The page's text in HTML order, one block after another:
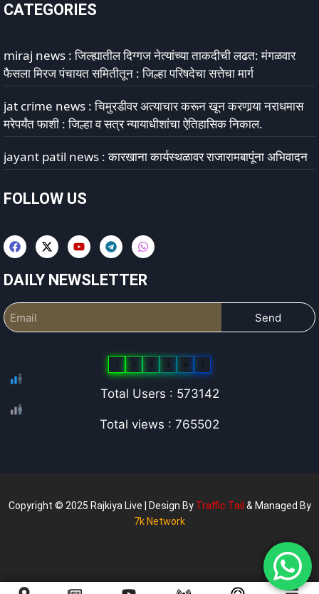
CATEGORIES
miraj news : जिल्ह्यातील दिग्गज नेत्यांच्या ताकदीची लढत: मंगळवार
फैसला मिरज पंचायत समितीतून : जिल्हा परिषदेचा सत्तेचा मार्ग
jat crime news : चिमुरडीवर अत्याचार करून खून करणार्‍या नराधमास
मरेपर्यंत फाशी : जिल्हा व सत्र न्यायाधीशांचा ऐतिहासिक निकाल.
jayant patil news : कारखाना कार्यस्थळावर राजारामबापूंना अभिवादन
FOLLOW US
DAILY NEWSLETTER
Send
7 3 1 4 2
Total Users : 573142
Total views : 765502
Copyright © 2025 Rajkiya Live | Design By Traffic Tail & Managed By
7k Network